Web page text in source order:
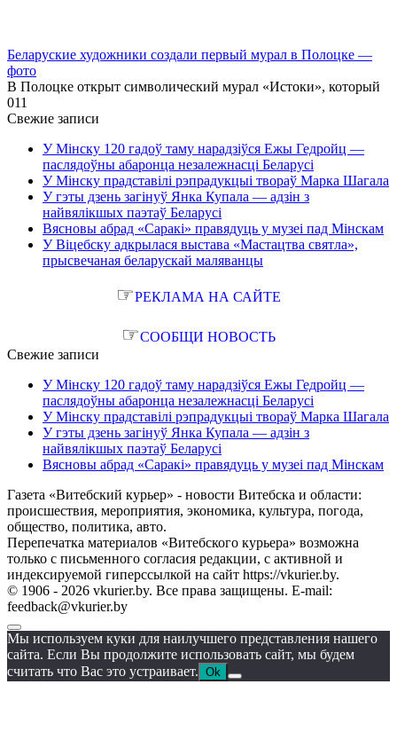
Беларуские художники создали первый мурал в Полоцке —
фото
В Полоцке открыт символический мурал «Истоки», который
011
Свежие записи
У Мінску 120 гадоў таму нарадзіўся Ежы Гедройц —
паслядоўны абаронца незалежнасці Беларусі
У Мінску прадставілі рэпрадукцыі твораў Марка Шагала
У гэты дзень загінуў Янка Купала — адзін з
найвялікшых паэтаў Беларусі
Вясновы абрад «Саракі» правядуць у музеі пад Мінскам
У Віцебску адкрылася выстава «Мастацтва святла»,
прысвечаная беларускай маляванцы
☞РЕКЛАМА НА САЙТЕ
☞СООБЩИ НОВОСТЬ
Свежие записи
У Мінску 120 гадоў таму нарадзіўся Ежы Гедройц —
паслядоўны абаронца незалежнасці Беларусі
У Мінску прадставілі рэпрадукцыі твораў Марка Шагала
У гэты дзень загінуў Янка Купала — адзін з
найвялікшых паэтаў Беларусі
Вясновы абрад «Саракі» правядуць у музеі пад Мінскам
Газета «Витебский курьер» - новости Витебска и области:
происшествия, мероприятия, экономика, культура, погода,
общество, политика, авто.
Перепечатка материалов «Витебского курьера» возможна
только с письменного согласия редакции, с активной и
индексируемой гиперссылкой на сайт https://vkurier.by.
© 1906 - 2026 vkurier.by. Все права защищены. E-mail:
feedback@vkurier.by
Мы используем куки для наилучшего представления нашего
сайта. Если Вы продолжите использовать сайт, мы будем
считать что Вас это устраивает. Ok